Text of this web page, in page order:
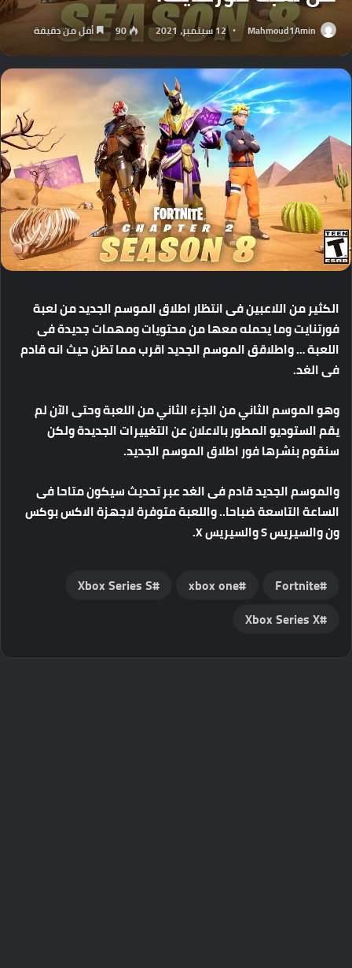
Mahmoud1Amin 12 سبتمبر، 2021 90 أقل من دقيقة
الكثير من اللاعبين فى انتظار اطلاق الموسم الجديد من لعبة
فورتنايت وما يحمله معها من محتويات ومهمات جديدة فى
اللعبة … واطلاقق الموسم الجديد اقرب مما تظن حيث انه قادم
فى الغد.
وهو الموسم الثاني من الجزء الثاني من اللعبة وحتى الآن لم
يقم الستوديو المطور بالاعلان عن التغييرات الجديدة ولكن
سنقوم بنشرها فور اطلاق الموسم الجديد.
والموسم الجديد قادم فى الغد عبر تحديث سيكون متاحا فى
الساعة التاسعة ضباحا.. واللعبة متوفرة لاجهزة الاكس بوكس
ون والسيريس S والسيريس X.
Fortnite
xbox one
Xbox Series S
Xbox Series X